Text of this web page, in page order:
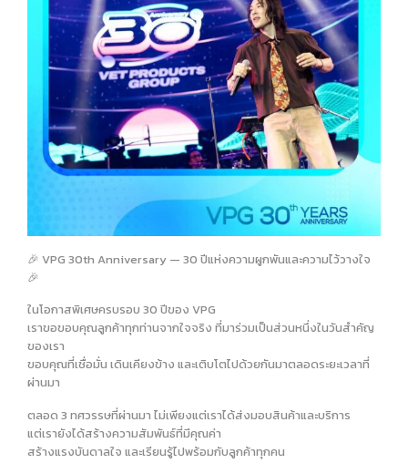
🎉 VPG 30th Anniversary — 30 ปีแห่งความผูกพันและความไว้วางใจ
🎉
ในโอกาสพิเศษครบรอบ 30 ปีของ VPG
เราขอขอบคุณลูกค้าทุกท่านจากใจจริง ที่มาร่วมเป็นส่วนหนึ่งในวันสำคัญ
ของเรา
ขอบคุณที่เชื่อมั่น เดินเคียงข้าง และเติบโตไปด้วยกันมาตลอดระยะเวลาที่
ผ่านมา
ตลอด 3 ทศวรรษที่ผ่านมา ไม่เพียงแต่เราได้ส่งมอบสินค้าและบริการ
แต่เรายังได้สร้างความสัมพันธ์ที่มีคุณค่า
สร้างแรงบันดาลใจ และเรียนรู้ไปพร้อมกับลูกค้าทุกคน